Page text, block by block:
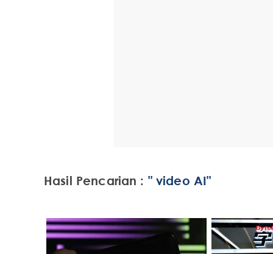
Hasil Pencarian : " video AI"